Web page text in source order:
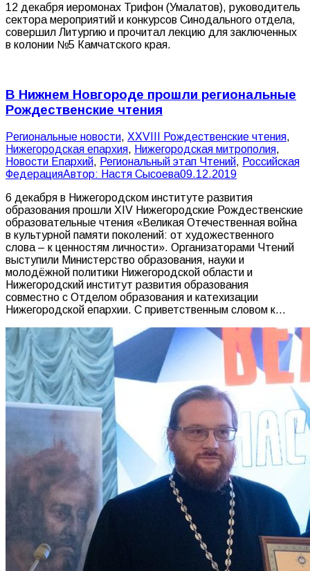
12 декабря иеромонах Трифон (Умалатов), руководитель
сектора мероприятий и конкурсов Синодального отдела,
совершил Литургию и прочитал лекцию для заключенных
в колонии №5 Камчатского края.
В Нижнем Новгороде прошли региональные
Рождественские чтения
Pегиональные новости, XXVIII Рождественские чтения,
Нижегородская епархия, Нижегородская митрополия,
Новости Епархий, Региональный этап Чтений, Российская
ФедерацияАвтор: Настя Сысоева09.12.2019
6 декабря в Нижегородском институте развития
образования прошли XIV Нижегородские Рождественские
образовательные чтения «Великая Отечественная война
в культурной памяти поколений: от художественного
слова – к ценностям личности». Организаторами Чтений
выступили Министерство образования, науки и
молодёжной политики Нижегородской области и
Нижегородский институт развития образования
совместно с Отделом образования и катехизации
Нижегородской епархии. С приветственным словом к…